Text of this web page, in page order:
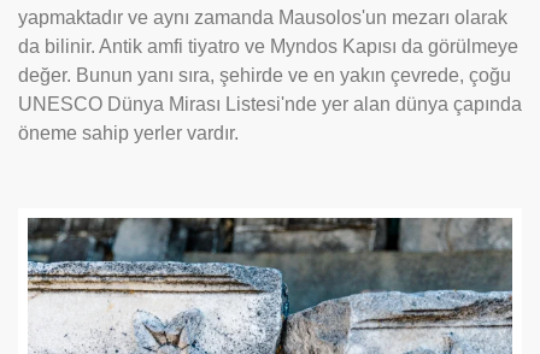
yapmaktadır ve aynı zamanda Mausolos'un mezarı olarak
da bilinir. Antik amfi tiyatro ve Myndos Kapısı da görülmeye
değer. Bunun yanı sıra, şehirde ve en yakın çevrede, çoğu
UNESCO Dünya Mirası Listesi'nde yer alan dünya çapında
öneme sahip yerler vardır.